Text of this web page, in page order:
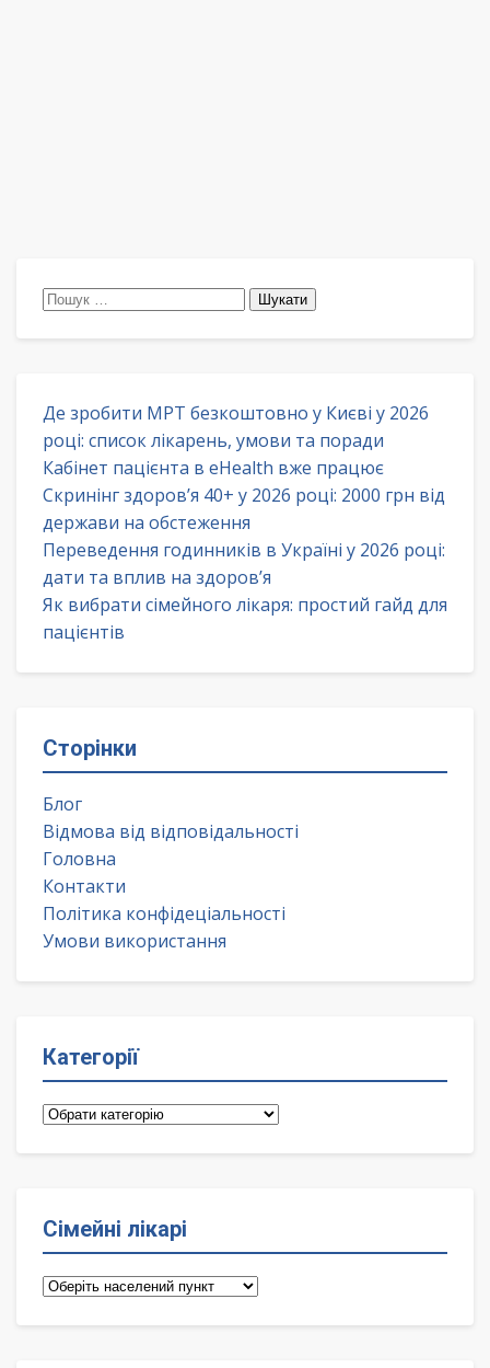
Пошук:
Де зробити МРТ безкоштовно у Києві у 2026
році: список лікарень, умови та поради
Кабінет пацієнта в eHealth вже працює
Скринінг здоров’я 40+ у 2026 році: 2000 грн від
держави на обстеження
Переведення годинників в Україні у 2026 році:
дати та вплив на здоров’я
Як вибрати сімейного лікаря: простий гайд для
пацієнтів
Сторінки
Блог
Відмова від відповідальності
Головна
Контакти
Політика конфідеціальності
Умови використання
Категорії
Категорії
Сімейні лікарі
Сімейні